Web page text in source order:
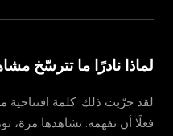
لماذا نادرًا ما تترسّخ
فعلًا أن تفهمه. تشاهدها مرة،